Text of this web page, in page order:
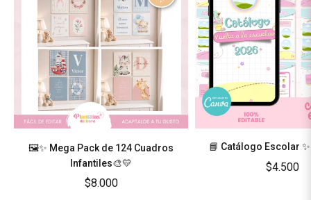
🖼️✨ Mega Pack de 124 Cuadros
Infantiles🎨💛
$8.000
📘 Catálogo Escolar
$4.500